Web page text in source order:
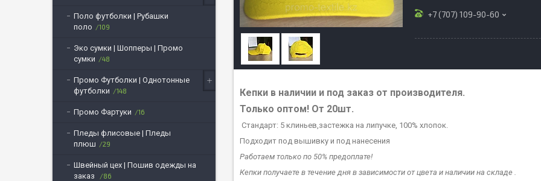
+7 (707) 109-90-60
Кепки в наличии и под заказ от производителя.
Только оптом! От 20шт.
Стандарт: 5 клиньев,застежка на липучке, 100% хлопок.
Подходит под вышивку и под нанесения
Работаем только по 50% предоплате!
Кепки получаете в течение дня в зависимости от цвета и наличии на складе .
Поло футболки | Рубашки
поло
109
Эко сумки | Шопперы | Промо
сумки
48
Промо Футболки | Однотонные
футболки
148
Промо Фартуки 16
Пледы флисовые | Пледы
плюш
29
Швейный цех | Пошив одежды на
заказ
86